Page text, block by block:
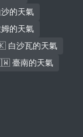
的天氣
的天氣
白沙瓦的天氣
臺南的天氣